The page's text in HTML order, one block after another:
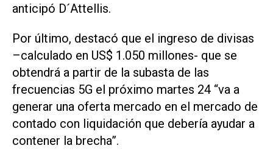
anticipó D´Attellis.
Por último, destacó que el ingreso de divisas
–calculado en US$ 1.050 millones- que se
obtendrá a partir de la subasta de las
frecuencias 5G el próximo martes 24 “va a
generar una oferta mercado en el mercado de
contado con liquidación que debería ayudar a
contener la brecha”.